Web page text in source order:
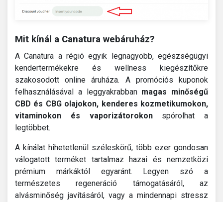
Mit kínál a Canatura webáruház?
A Canatura a régió egyik legnagyobb, egészségügyi
kendertermékekre és wellness kiegészítőkre
szakosodott online áruháza. A promóciós kuponok
felhasználásával a leggyakrabban magas minőségű
CBD és CBG olajokon, kenderes kozmetikumokon,
vitaminokon és vaporizátorokonspórolhat a
legtöbbet.
A kínálat hihetetlenül széleskörű, több ezer gondosan
válogatott terméket tartalmaz hazai és nemzetközi
prémium márkáktól egyaránt. Legyen szó a
természetes regeneráció támogatásáról, az
alvásminőség javításáról, vagy a mindennapi stressz